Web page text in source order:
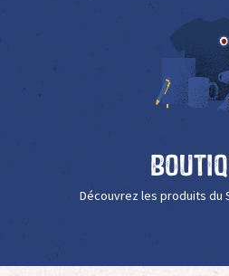
Découvrez les produits du